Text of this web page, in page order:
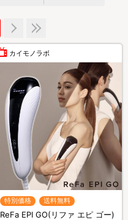
カイモノラボ
特別価格 送料無料
ReFa EPI GO(リファ エピ ゴー)